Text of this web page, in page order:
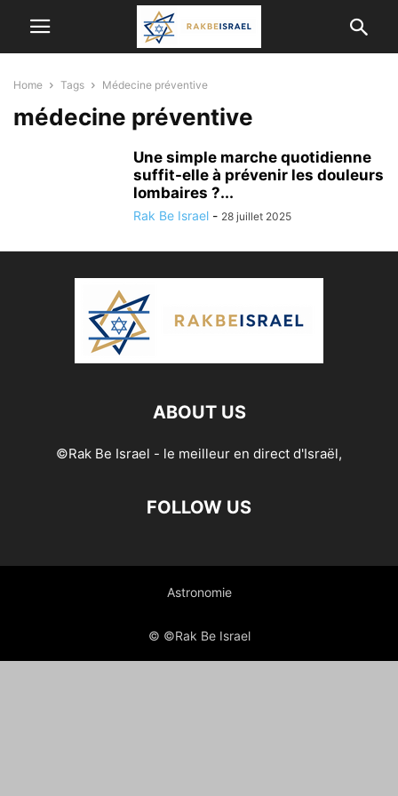
Home Tags Médecine préventive
médecine préventive
Une simple marche quotidienne
suffit-elle à prévenir les douleurs
lombaires ?...
Rak Be Israel - 28 juillet 2025
ABOUT US
©Rak Be Israel - le meilleur en direct d'Israël,
FOLLOW US
Astronomie
© ©Rak Be Israel